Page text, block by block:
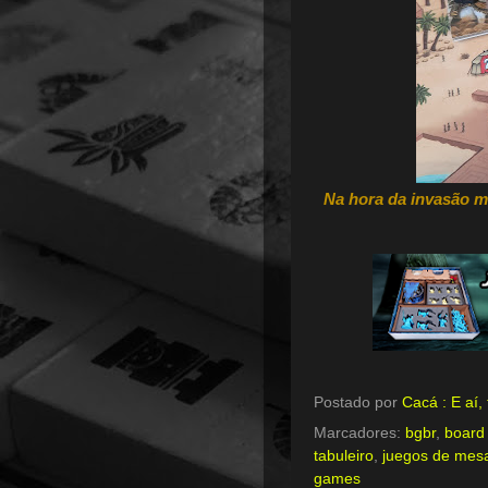
Na hora da invasão
Postado por Cacá : E aí,
Marcadores: bgbr,
tabuleiro juegos de
games